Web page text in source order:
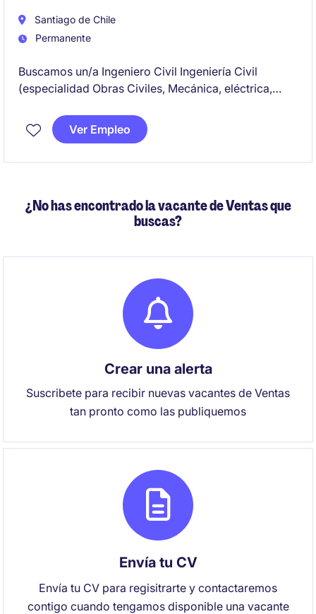
Santiago de Chile
Permanente
Buscamos un/a Ingeniero Civil Ingeniería Civil
(especialidad Obras Civiles, Mecánica, eléctrica,
proveedora de Minería para enfrentar el desafío de
ser Gerente de Ingeniería de importante proyecto.
Ver Empleo
¿No has encontrado la vacante de Ventas que
buscas?
Crear una alerta
Suscribete para recibir nuevas vacantes de Ventas
tan pronto como las publiquemos
Envía tu CV
Envía tu CV para regisitrarte y contactaremos
contigo cuando tengamos disponible una vacante